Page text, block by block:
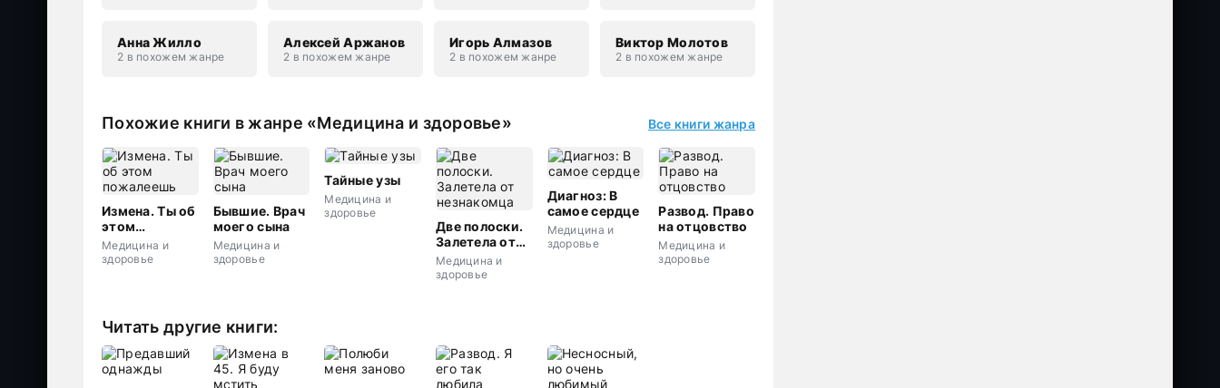
Анна Жилло
2 в похожем жанре
Алексей Аржанов
2 в похожем жанре
Игорь Алмазов
2 в похожем жанре
Виктор Молотов
2 в похожем жанре
Похожие книги в жанре «Медицина и здоровье» Все книги жанра
Измена. Ты об
этом
пожалеешь
Медицина и
здоровье
Бывшие. Врач
моего сына
Медицина и
здоровье
Тайные узы
Медицина и
здоровье
Две полоски.
Залетела от
незнакомца
Медицина и
здоровье
Диагноз: В
самое сердце
Медицина и
здоровье
Развод. Право
на отцовство
Медицина и
здоровье
Читать другие книги: